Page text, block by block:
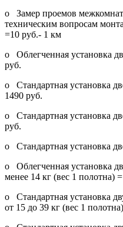
o Замер проемов
техническим вопросам
=10 руб.- 1 км
o Облегченная установка
руб.
o Стандартная установка
1490 руб.
o Стандартная установка
руб.
o Стандартная установка
o Облегченная установка
менее 14 кг (вес 1 полотна)
o Стандартная установка
от 15 до 39 кг (вес 1